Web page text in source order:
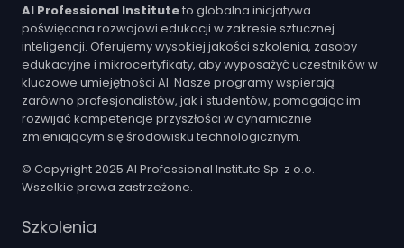
AI Professional Instituteto globalna inicjatywa
poświęcona rozwojowi edukacji w zakresie sztucznej
inteligencji. Oferujemy wysokiej jakości szkolenia, zasoby
edukacyjne i mikrocertyfikaty, aby wyposażyć uczestników w
kluczowe umiejętności AI. Nasze programy wspierają
zarówno profesjonalistów, jak i studentów, pomagając im
rozwijać kompetencje przyszłości w dynamicznie
zmieniającym się środowisku technologicznym.
© Copyright 2025 AI Professional Institute Sp. z o.o.
Wszelkie prawa zastrzeżone.
Szkolenia